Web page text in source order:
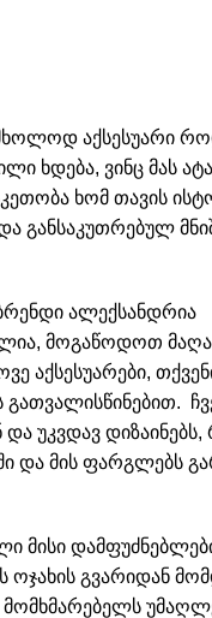
აქსესუარი
ხდება, ვინც მას
ხომ თავის
განსაკუთრებულ
ალექსანდრია
მოგაწოდოთ
აქსესუარები,
გათვალისწინებით.
და უკვდავ
და მის ფარგლებს
მისი
ოჯახის გვარიდან